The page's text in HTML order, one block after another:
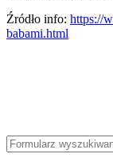
Źródło info: https://
babami.html